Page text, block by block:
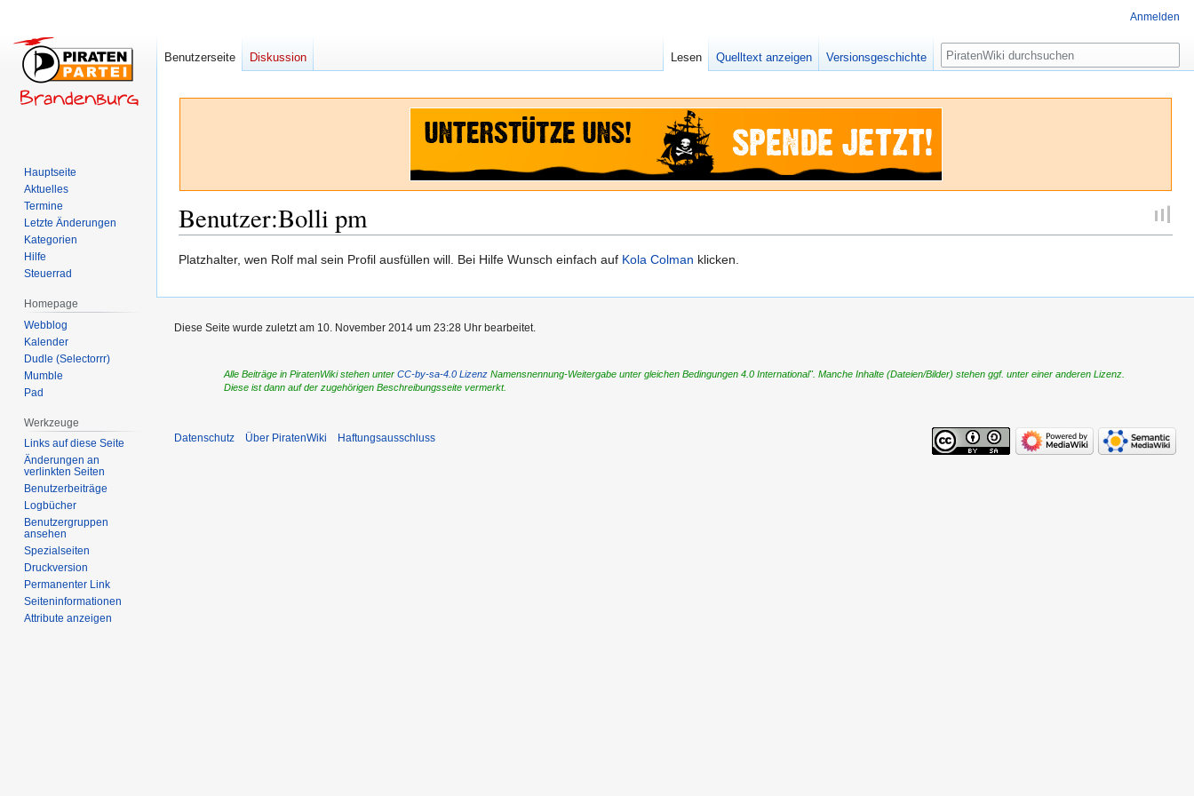
Benutzer:Bolli pm
Zur
springen
Zur
springen
Platzhalter, wen Rolf mal sein Profil ausfüllen will. Bei Hilfe Wunsch einfach auf Kola Colman klicken.
Anmelden
Benutzerseite Diskussion Lesen Quelltext anzeigen Versionsgeschichte Suche
Hauptseite
Aktuelles
Termine
Letzte Änderungen
Kategorien
Hilfe
Steuerrad
Homepage
Webblog
Kalender
Dudle (Selectorrr)
Mumble
Pad
Werkzeuge
Links auf diese Seite
Änderungen an
verlinkten Seiten
Benutzerbeiträge
Logbücher
Benutzergruppen
ansehen
Spezialseiten
Druckversion
Permanenter Link
Seiten­­informationen
Attribute anzeigen
Diese Seite wurde zuletzt am 10. November 2014 um 23:28 Uhr bearbeitet.
Alle Beiträge in PiratenWiki stehen unterCC-by-sa-4.0 Lizenz Namensnennung-Weitergabe unter gleichen Bedingungen 4.0 International". Manche Inhalte (Dateien/Bilder) stehen ggf. unter einer anderen Lizenz.
Diese ist dann auf der zugehörigen Beschreibungsseite vermerkt.
Datenschutz Über PiratenWiki Haftungsausschluss